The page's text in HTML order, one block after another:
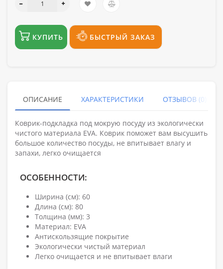
КУПИТЬ БЫСТРЫЙ ЗАКАЗ
ОПИСАНИЕ ХАРАКТЕРИСТИКИ ОТЗЫВОВ (0)
Коврик-подкладка под мокрую посуду из экологически
чистого материала EVА. Коврик поможет вам высушить
большое количество посуды, не впитывает влагу и
запахи, легко очищается
ОСОБЕННОСТИ:
Ширина (см): 60
Длина (см): 80
Толщина (мм): 3
Материал: EVA
Антискользящие покрытие
Экологически чистый материал
Легко очищается и не впитывает влаги